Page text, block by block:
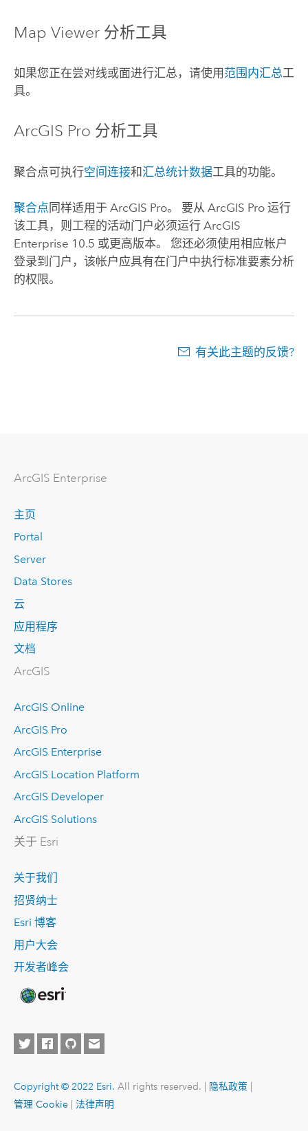
Map Viewer分析工具
如果您正在尝对线或面进行汇总，请使用范围内汇总工
具。
ArcGIS Pro 分析工具
聚合点可执行空间连接和汇总统计数据工具的功能。
聚合点同样适用于 ArcGIS Pro。 要从 ArcGIS Pro运行
该工具，则工程的活动门户必须运行 ArcGIS
Enterprise 10.5 或更高版本。 您还必须使用相应帐户
登录到门户，该帐户应具有在门户中执行标准要素分析
的权限。
有关此主题的反馈?
ArcGIS Enterprise
主页
Portal
Server
Data Stores
云
应用程序
文档
ArcGIS
ArcGIS Online
ArcGIS Pro
ArcGIS Enterprise
ArcGIS Location Platform
ArcGIS Developer
ArcGIS Solutions
关于 Esri
关于我们
招贤纳士
Esri 博客
用户大会
开发者峰会
Copyright © 2022 Esri. All rights reserved. | 隐私政策
管理 Cookie
法律声明